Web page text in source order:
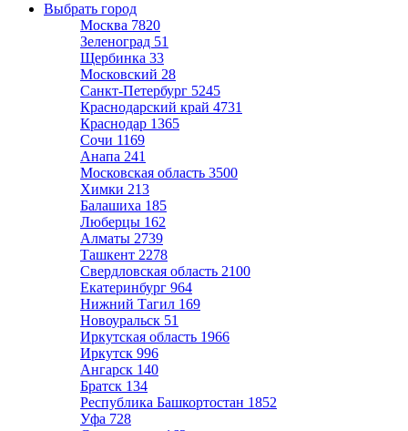
Выбрать город
Москва 7820
Зеленоград 51
Щербинка 33
Московский 28
Санкт-Петербург 5245
Краснодарский край 4731
Краснодар 1365
Сочи 1169
Анапа 241
Московская область 3500
Химки 213
Балашиха 185
Люберцы 162
Алматы 2739
Ташкент 2278
Свердловская область 2100
Екатеринбург 964
Нижний Тагил 169
Новоуральск 51
Иркутская область 1966
Иркутск 996
Ангарск 140
Братск 134
Республика Башкортостан 1852
Уфа 728